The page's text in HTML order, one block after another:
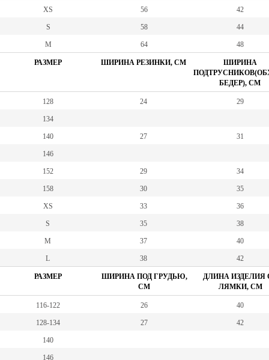
XS 56 42
S 58 44
M 64 48
РАЗМЕР ШИРИНА РЕЗИНКИ, СМ
ШИРИНА
БЕДЕР), СМ
128 24 29
134
140 27 31
146
152 29 34
158 30 35
XS 33 36
S 35 38
M 37 40
L 38 42
РАЗМЕР
ШИРИНА ПОД ГРУДЬЮ,
СМ
ДЛИНА ИЗДЕЛИЯ
ЛЯМКИ, СМ
116-122 26 40
128-134 27 42
140
146